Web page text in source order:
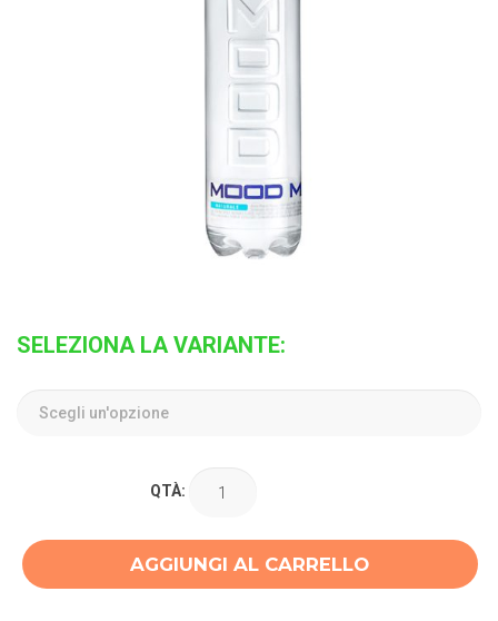
SELEZIONA LA VARIANTE:
QTÀ:
AGGIUNGI AL CARRELLO